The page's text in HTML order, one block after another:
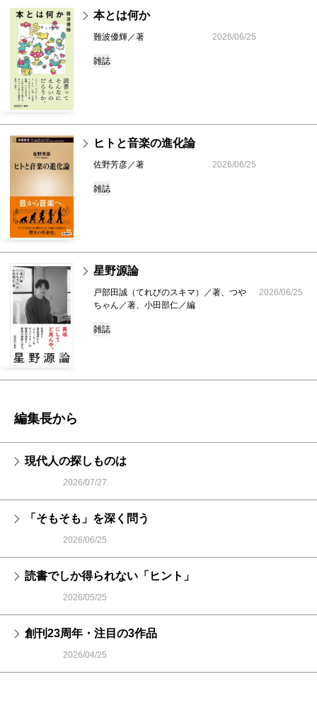
本とは何か
難波優輝／著 2026/06/25
雑誌
ヒトと音楽の進化論
佐野芳彦／著 2026/06/25
雑誌
星野源論
戸部田誠（てれびのスキマ）／著、つや
ちゃん／著、小田部仁／編
2026/06/25
雑誌
編集長から
現代人の探しものは
2026/07/27
「そもそも」を深く問う
2026/06/25
読書でしか得られない「ヒント」
2026/05/25
創刊23周年・注目の3作品
2026/04/25